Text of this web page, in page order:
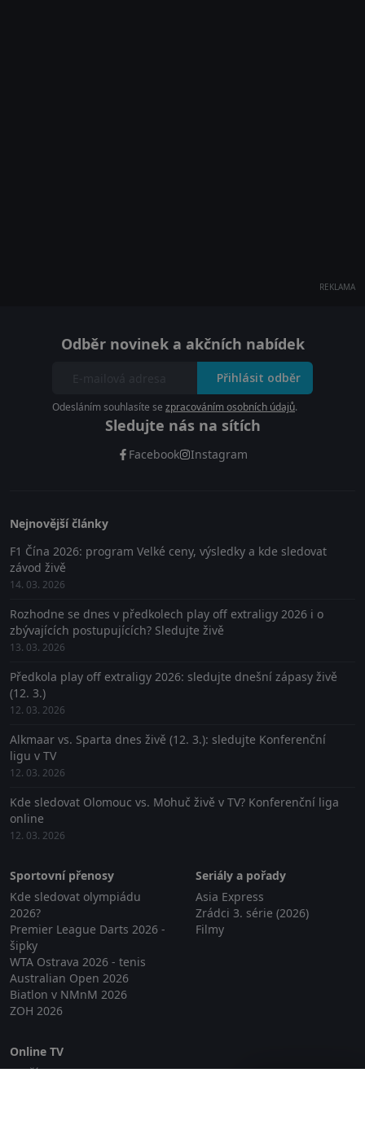
REKLAMA
Odběr novinek a akčních nabídek
Přihlásit odběr
Odesláním souhlasíte se zpracováním osobních údajů.
Sledujte nás na sítích
Facebook Instagram
Nejnovější články
F1 Čína 2026: program Velké ceny, výsledky a kde sledovat
závod živě
14. 03. 2026
Rozhodne se dnes v předkolech play off extraligy 2026 i o
zbývajících postupujících? Sledujte živě
13. 03. 2026
Předkola play off extraligy 2026: sledujte dnešní zápasy živě
(12. 3.)
12. 03. 2026
Alkmaar vs. Sparta dnes živě (12. 3.): sledujte Konferenční
ligu v TV
12. 03. 2026
Kde sledovat Olomouc vs. Mohuč živě v TV? Konferenční liga
online
12. 03. 2026
Sportovní přenosy
Kde sledovat olympiádu
2026?
Premier League Darts 2026 -
šipky
WTA Ostrava 2026 - tenis
Australian Open 2026
Biatlon v NMnM 2026
ZOH 2026
Seriály a pořady
Asia Express
Zrádci 3. série (2026)
Filmy
Online TV
Lepší.TV